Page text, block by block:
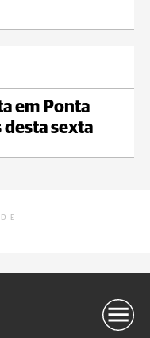
em Ponta
desta sexta